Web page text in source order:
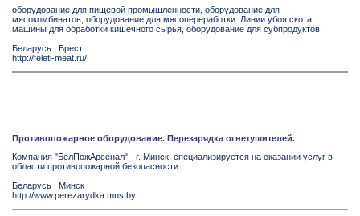
оборудование для пищевой промышленности, оборудование для
мясокомбинатов, оборудование для мясопереработки. Линии убоя скота,
машины для обработки кишечного сырья, оборудование для субпродуктов
Беларусь | Брест
http://feleti-meat.ru/
Противопожарное оборудование. Перезарядка огнетушителей.
Компания "БелПожАрсенал" - г. Минск, специализируется на оказании услуг в
области противопожарной безопасности.
Беларусь | Минск
http://www.perezarydka.mns.by